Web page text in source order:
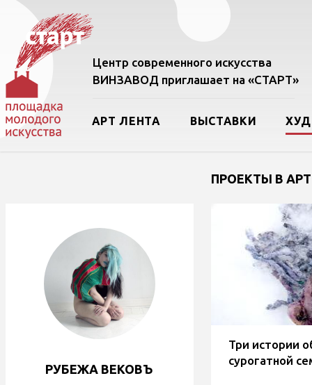
Центр современного искусства
ВИНЗАВОД приглашает на «СТАРТ»
АРТ ЛЕНТА ВЫСТАВКИ
РУБЕЖА ВЕКОВЪ
ПРОЕКТЫ В
Три истории
сурогатной